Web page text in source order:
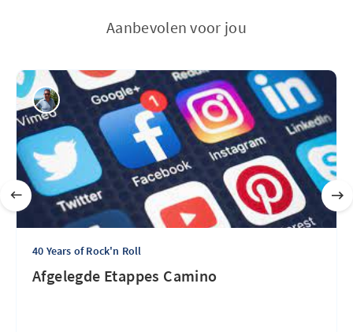
Aanbevolen voor jou
40 Years of Rock'n Roll
Afgelegde Etappes Camino